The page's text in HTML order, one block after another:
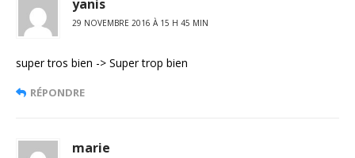
yanis
29 NOVEMBRE 2016 À 15 H 45 MIN
super tros bien -> Super trop bien
RÉPONDRE
marie